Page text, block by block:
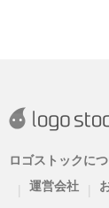
ロゴストックに
| 運営会社 |